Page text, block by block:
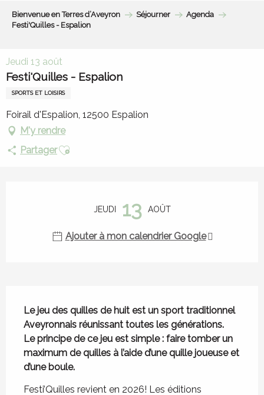
Bienvenue en Terres d’Aveyron Séjourner
Agenda
Festi'Quilles - Espalion
Jeudi 13 août
Festi'Quilles - Espalion
SPORTS ET LOISIRS
Foirail d'Espalion, 12500 Espalion
M'y rendre
PartagerAjouter aux favoris
JEUDI 13 AOÛT
Ajouter à mon calendrier Google
Le jeu des quilles de huit est un sport traditionnel
Aveyronnais réunissant toutes les générations.
Le principe de ce jeu est simple : faire tomber un
maximum de quilles à l’aide d’une quille joueuse et
d’une boule.
Festi’Quilles revient en 2026! Les éditions